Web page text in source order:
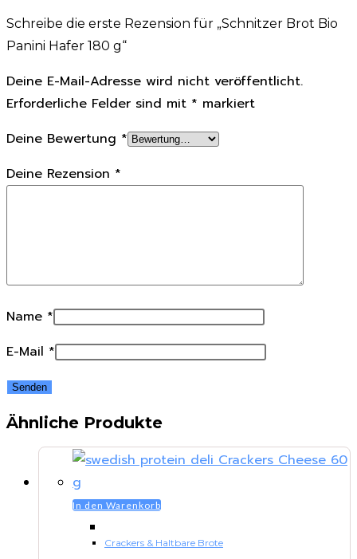
Schreibe die erste Rezension für „Schnitzer Brot Bio
Panini Hafer 180 g“
Deine E-Mail-Adresse wird nicht veröffentlicht.
Erforderliche Felder sind mit * markiert
Deine Bewertung *
Deine Rezension *
Name *
E-Mail *
Ähnliche Produkte
In den Warenkorb
Crackers & Haltbare Brote